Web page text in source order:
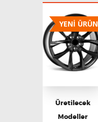
Üretilecek
Modeller
YENİ ÜRÜN